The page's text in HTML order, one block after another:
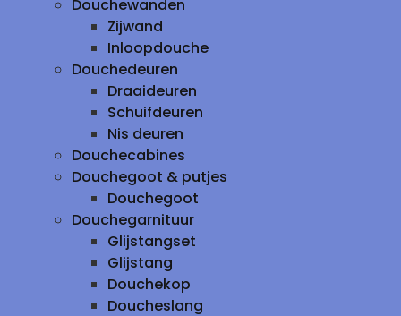
Douchewanden
Zijwand
Inloopdouche
Douchedeuren
Draaideuren
Schuifdeuren
Nis deuren
Douchecabines
Douchegoot & putjes
Douchegoot
Douchegarnituur
Glijstangset
Glijstang
Douchekop
Doucheslang